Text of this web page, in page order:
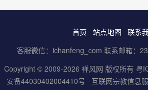
首页 站点地图
联系
客服微信：ichanfeng_com 联系邮箱：
Copyright © 2009-2026 禅风网 版权所有 粤
安备44030402004410号
互联网宗教信息